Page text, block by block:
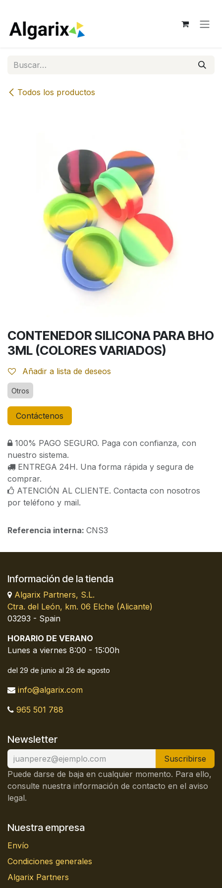
Todos los productos
CONTENEDOR SILICONA PARA BHO
3ML (COLORES VARIADOS)
Añadir a lista de deseos
Otros
Contáctenos
100% PAGO SEGURO. Paga con confianza, con
nuestro sistema.
ENTREGA 24H. Una forma rápida y segura de
comprar.
ATENCIÓN AL CLIENTE. Contacta con nosotros
por teléfono y mail.
Referencia interna: CNS3
Información de la tienda
Algarix Partners, S.L.
Ctra. del León, km. 06 Elche (Alicante)
03293 - Spain
HORARIO DE VERANO
Lunes a viernes 8:00 - 15:00h
del 29 de junio al 28 de agosto
info@algarix.com
965 501 788
Newsletter
Suscribirse
Puede darse de baja en cualquier momento. Para ello,
consulte nuestra información de contacto en el aviso
legal.
Nuestra empresa
Envío
Condiciones generales
Algarix Partners